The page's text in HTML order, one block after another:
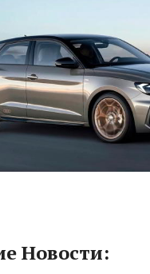
Новости: